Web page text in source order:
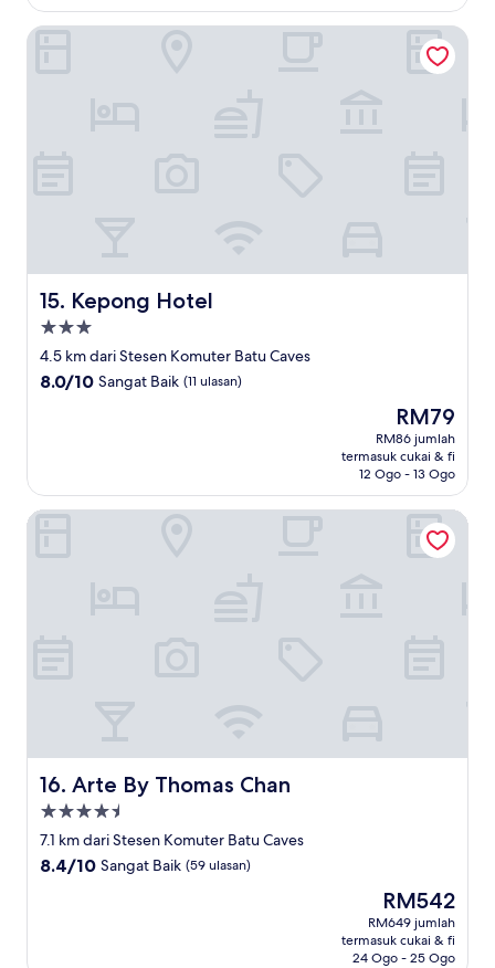
ulasan)
15. Kepong Hotel
Kepong Hotel
Hartanah
3.0
bintang
4.5 km dari Stesen Komuter Batu Caves
8.0
ulasan)
8.0/10 Sangat Baik (11 ulasan)
Harga
ialah
RM79
RM79
RM86 jumlah
termasuk cukai & fi
12 Ogo - 13 Ogo
Kepong Hotel
16. Arte By Thomas Chan
Arte By Thomas Chan
Hartanah
4.5
bintang
7.1 km dari Stesen Komuter Batu Caves
8.4
8.4/10 Sangat Baik (59 ulasan)
Harga
ialah
RM542
RM542
RM649 jumlah
termasuk cukai & fi
24 Ogo - 25 Ogo
Arte By Thomas Chan